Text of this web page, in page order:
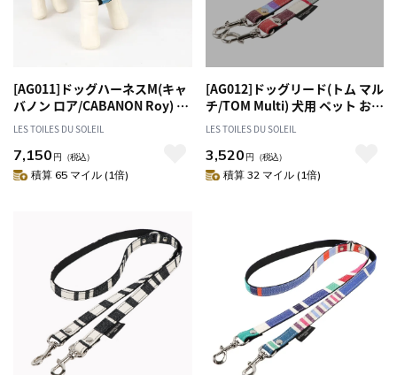
[AG011]ドッグハーネスM(キャ
バノン ロア/CABANON Roy) 犬
用 ペット お散歩 おしゃれ
LES TOILES DU SOLEIL
7,150 円 （税込）
積算 65 マイル (1倍)
[AG012]ドッグリード(トム マル
チ/TOM Multi) 犬用 ペット お散
歩 おしゃれ
LES TOILES DU SOLEIL
3,520 円 （税込）
積算 32 マイル (1倍)